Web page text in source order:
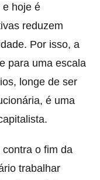
e hoje é
reduzem
Por isso, a
para uma escala
longe de ser
é uma
o fim da
trabalhar